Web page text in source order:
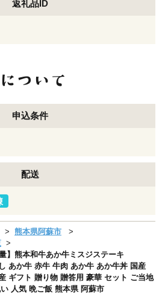
返礼品ID
申込条件
配送
熊本県阿蘇市
】熊本和牛あか牛ミスジステーキ
あか牛 赤牛 牛肉 あか牛 あか牛丼 国産
ギフト 贈り物 贈答用 豪華 セット ご当地
人気 晩ご飯 熊本県 阿蘇市